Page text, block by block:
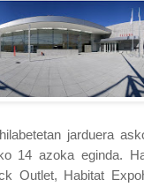
jarduera
14 azoka eginda.
Outlet, Habitat